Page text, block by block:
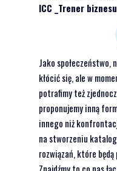
Jako społeczeństwo,
kłócić się, ale w
potrafimy też
proponujemy inną
innego niż
na stworzeniu
rozwiązań, które
ICC _Trener biznesu